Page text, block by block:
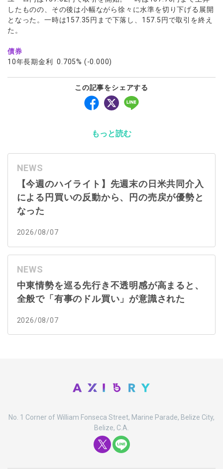
したものの、その後は小幅ながら徐々に水準を切り下げる展開
となった。一時は157.35円まで下落し、157.5円で取引を終え
た。
債券
10年長期金利 0.705% (-0.000)
この記事をシェアする
もっと読む
NEWS
【今週のハイライト】先週末の日米共同介入
による円買いの反動から、円の売戻が優勢と
なった
2026/08/07
NEWS
中東情勢を巡る先行き不透明感が高まると、
全般で「有事のドル買い」が意識された
2026/08/07
No. 1 Corner of William Fonseca Street, Marine Parade, Belize City,
Belize, C.A.